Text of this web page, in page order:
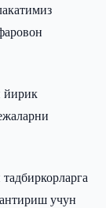
йирик
учун